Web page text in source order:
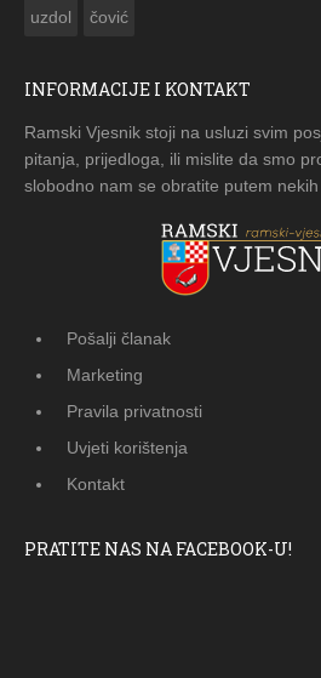
uzdol čović
INFORMACIJE I KONTAKT
Ramski Vjesnik stoji na usluzi svim
pitanja, prijedloga, ili mislite da smo
slobodno nam se obratite putem nekih
Pošalji članak
Marketing
Pravila privatnosti
Uvjeti korištenja
Kontakt
PRATITE NAS NA FACEBOOK-U!